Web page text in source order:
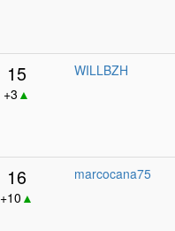
15
+3 ▲
WILLBZH
16
+10 ▲
marcocana75